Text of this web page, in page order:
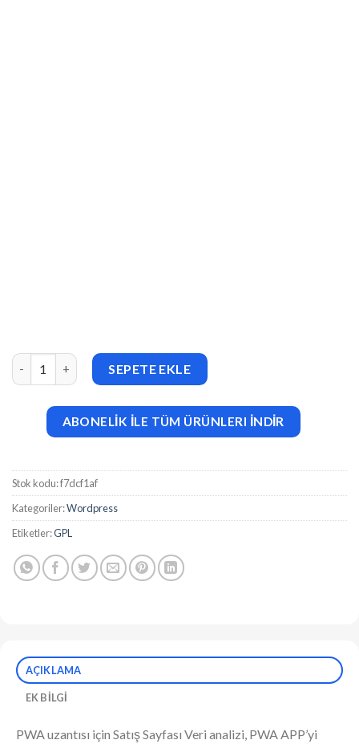
Data Analytics for PWA v1.7 adet
SEPETE EKLE
ABONELİK İLE TÜM ÜRÜNLERI İNDİR
Stok kodu:f7dcf1af
Kategoriler:Wordpress
Etiketler:GPL
AÇIKLAMA
EK BILGI
PWA uzantısı için Satış Sayfası Veri analizi, PWA APP’yi